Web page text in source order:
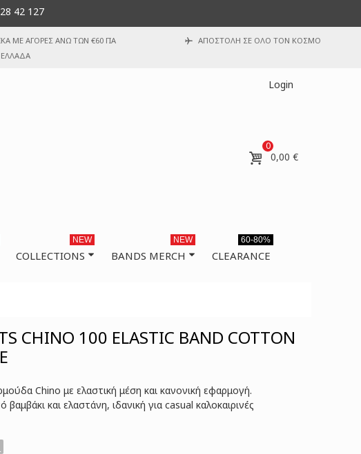
42 127
ΜΕ ΑΓΟΡΕΣ ΑΝΩ ΤΩΝ €60 ΓΙΑ
ΕΛΛΑΔΑ
ΑΠΟΣΤΟΛΗ ΣΕ ΟΛΟ ΤΟΝ ΚΟΣΜΟ
Login
0
0,00 €
COLLECTIONS
NEW
BANDS MERCH
NEW
CLEARANCE
60-80%
CHINO 100 ELASTIC BAND COTTON
Chino με ελαστική μέση και κανονική εφαρμογή.
και ελαστάνη, ιδανική για casual καλοκαιρινές